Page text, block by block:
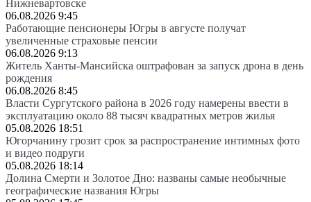
Нижневартовске
06.08.2026 9:45
Работающие пенсионеры Югры в августе получат
увеличенные страховые пенсии
06.08.2026 9:13
Житель Ханты-Мансийска оштрафован за запуск дрона в день
рождения
06.08.2026 8:45
Власти Сургутского района в 2026 году намерены ввести в
эксплуатацию около 88 тысяч квадратных метров жилья
05.08.2026 18:51
Югорчанину грозит срок за распространение интимных фото
и видео подруги
05.08.2026 18:14
Долина Смерти и Золотое Дно: названы самые необычные
географические названия Югры